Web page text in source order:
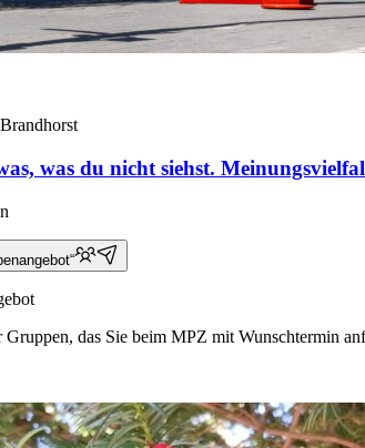
was du nicht siehst.
das Sie beim MPZ mit Wunschtermin